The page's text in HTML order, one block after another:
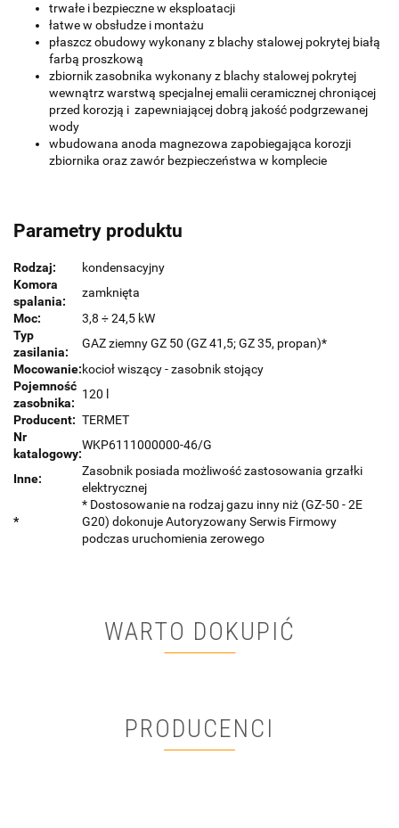
trwałe i bezpieczne w eksploatacji
łatwe w obsłudze i montażu
płaszcz obudowy wykonany z blachy stalowej pokrytej białą
farbą proszkową
zbiornik zasobnika wykonany z blachy stalowej pokrytej
wewnątrz warstwą specjalnej emalii ceramicznej chroniącej
przed korozją i zapewniającej dobrą jakość podgrzewanej
wody
wbudowana anoda magnezowa zapobiegająca korozji
zbiornika oraz zawór bezpieczeństwa w komplecie
Parametry produktu
Rodzaj:
kondensacyjny
Komora
spalania:
zamknięta
Moc:
3,8 ÷ 24,5 kW
Typ
zasilania:
GAZ ziemny GZ 50 (GZ 41,5; GZ 35, propan)*
Mocowanie:kocioł wiszący - zasobnik stojący
Pojemność
zasobnika:
120 l
Producent: TERMET
Nr
katalogowy:
WKP6111000000-46/G
Inne:
Zasobnik posiada możliwość zastosowania grzałki
elektrycznej
*
* Dostosowanie na rodzaj gazu inny niż (GZ-50 - 2E
G20) dokonuje Autoryzowany Serwis Firmowy
podczas uruchomienia zerowego
WARTO DOKUPIĆ
PRODUCENCI